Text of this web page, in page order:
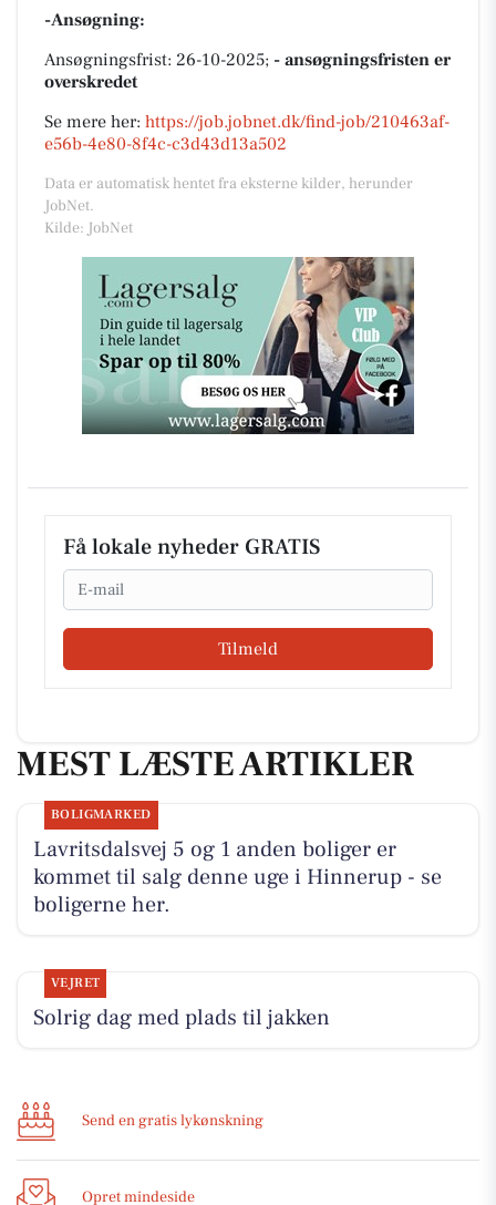
-Ansøgning:
Ansøgningsfrist: 26-10-2025; - ansøgningsfristen er
overskredet
Se mere her: https://job.jobnet.dk/find-job/210463af-
e56b-4e80-8f4c-c3d43d13a502
Data er automatisk hentet fra eksterne kilder, herunder
JobNet.
Kilde: JobNet
Få lokale nyheder GRATIS
Email
Tilmeld
MEST LÆSTE ARTIKLER
BOLIGMARKED
Lavritsdalsvej 5 og 1 anden boliger er
kommet til salg denne uge i Hinnerup - se
boligerne her.
VEJRET
Solrig dag med plads til jakken
Send en gratis lykønskning
Opret mindeside